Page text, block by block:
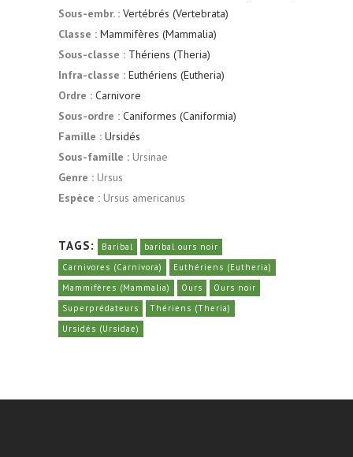
Sous-embr. : Vertébrés (Vertebrata)
Classe : Mammifères (Mammalia)
Sous-classe : Thériens (Theria)
Infra-classe : Euthériens (Eutheria)
Ordre : Carnivore
Sous-ordre : Caniformes (Caniformia)
Famille : Ursidés
Sous-famille : Ursinae
Genre : Ursus
Espèce : Ursus americanus
TAGS: Baribal
baribal ours noir
Carnivores (Carnivora)
Euthériens (Eutheria)
Mammifères (Mammalia)
Ours
Ours noir
Superprédateurs
Thériens (Theria)
Ursidés (Ursidae)